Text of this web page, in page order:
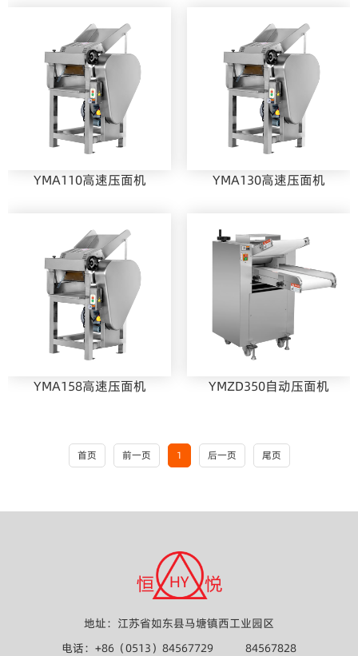
YMA110高速压面机 YMA130高速压面机
YMA158高速压面机 YMZD350自动压面机
首页 前一页 1 后一页 尾页
地址：江苏省如东县马塘镇西工业园区
电话：+86（0513）84567729
84567828